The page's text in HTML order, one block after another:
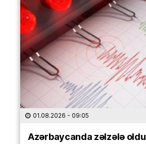
01.08.2026 - 09:05
Azərbaycanda zəlzələ oldu